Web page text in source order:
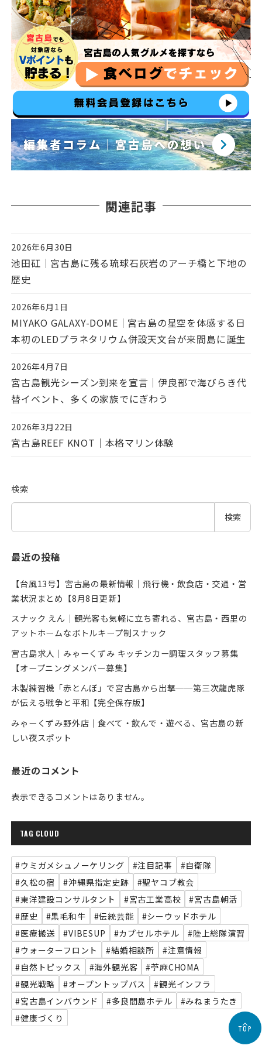
関連記事
投稿日
2026年6月30日
池田矼｜宮古島に残る琉球石灰岩のアーチ橋と下地の
歴史
投稿日
2026年6月1日
MIYAKO GALAXY-DOME｜宮古島の星空を体感する日
本初のLEDプラネタリウム併設天文台が来間島に誕生
投稿日
2026年4月7日
宮古島観光シーズン到来を宣言｜伊良部で海びらき代
替イベント、多くの家族でにぎわう
投稿日
2026年3月22日
宮古島REEF KNOT｜本格マリン体験
検索
検索
最近の投稿
【台風13号】宮古島の最新情報｜飛行機・飲食店・交通・営
業状況まとめ【8月8日更新】
スナック えん｜観光客も気軽に立ち寄れる、宮古島・西里の
アットホームなボトルキープ制スナック
宮古島求人｜みゃーくずみ キッチンカー調理スタッフ募集
【オープニングメンバー募集】
木製練習機「赤とんぼ」で宮古島から出撃──第三次龍虎隊
が伝える戦争と平和【完全保存版】
みゃーくずみ野外店｜食べて・飲んで・遊べる、宮古島の新
しい夜スポット
最近のコメント
表示できるコメントはありません。
TAG CLOUD
#ウミガメシュノーケリング #注目記事
#自衛隊
#久松の宿
#沖縄県指定史跡
#聖ヤコブ教会
#東洋建設コンサルタント
#宮古工業高校
#宮古島朝活
#歴史
#黒毛和牛 #伝統芸能
#シーウッドホテル
#医療搬送
#VIBESUP #カプセルホテル
#陸上総隊演習
#ウォーターフロント
#結婚相談所
#注意情報
#自然トピックス
#海外観光客
#苧麻CHOMA
#観光戦略
#オープントップバス
#観光インフラ
#宮古島インバウンド
#多良間島ホテル
#みねまうたき
#健康づくり
TOP